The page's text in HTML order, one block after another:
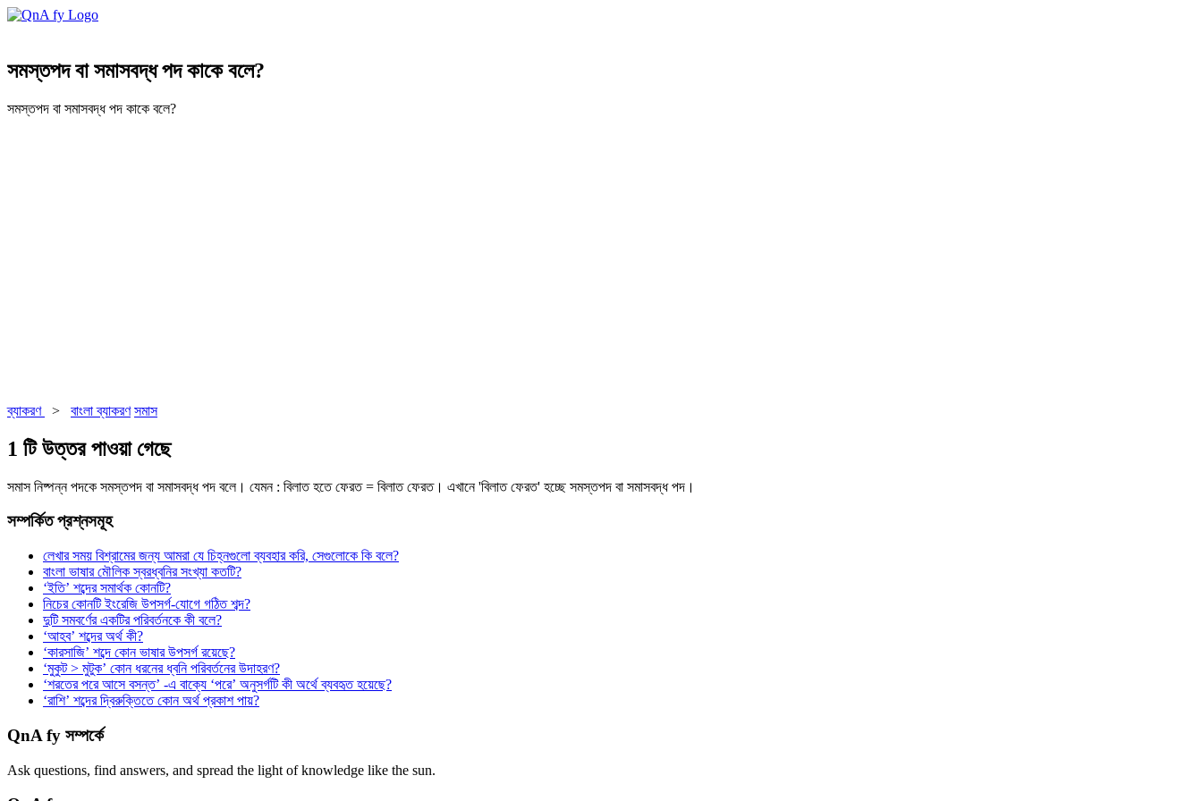
সমস্তপদ বা সমাসবদ্ধ পদ কাকে বলে?
সমস্তপদ বা সমাসবদ্ধ পদ কাকে বলে?
ব্যাকরণ > বাংলা ব্যাকরণ সমাস
1 টি উত্তর পাওয়া গেছে
সমাস নিষ্পন্ন পদকে সমস্তপদ বা সমাসবদ্ধ পদ বলে। যেমন : বিলাত হতে ফেরত = বিলাত ফেরত। এখানে 'বিলাত ফেরত' হচ্ছে সমস্তপদ বা সমাসবদ্ধ পদ।
সম্পর্কিত প্রশ্নসমূহ
লেখার সময় বিশ্রামের জন্য আমরা যে চিহ্নগুলো ব্যবহার করি, সেগুলোকে কি বলে?
বাংলা ভাষার মৌলিক স্বরধ্বনির সংখ্যা কতটি?
‘ইতি’ শব্দের সমার্থক কোনটি?
নিচের কোনটি ইংরেজি উপসর্গ-যোগে গঠিত শব্দ?
দুটি সমবর্ণের একটির পরিবর্তনকে কী বলে?
‘আহব’ শব্দের অর্থ কী?
‘কারসাজি’ শব্দে কোন ভাষার উপসর্গ রয়েছে?
‘মুকুট > মুটুক’ কোন ধরনের ধ্বনি পরিবর্তনের উদাহরণ?
‘শরতের পরে আসে বসন্ত’ -এ বাক্যে ‘পরে’ অনুসর্গটি কী অর্থে ব্যবহৃত হয়েছে?
‘রাশি’ শব্দের দ্বিরুক্তিতে কোন অর্থ প্রকাশ পায়?
QnA fy সম্পর্কে
Ask questions, find answers, and spread the light of knowledge like the sun.